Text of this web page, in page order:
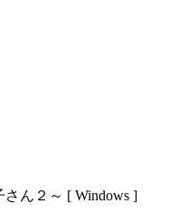
ん２～ [ Windows ]